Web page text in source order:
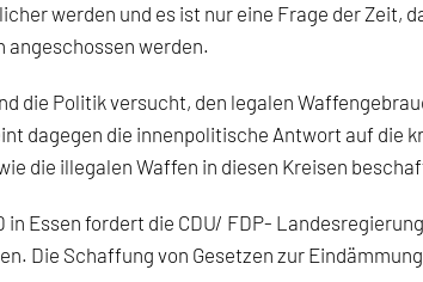
werden und es ist nur eine Frage der Zeit,
angeschossen werden.
die Politik versucht, den legalen
dagegen die innenpolitische Antwort auf die
die illegalen Waffen in diesen Kreisen
in Essen fordert die CDU/ FDP-
Die Schaffung von Gesetzen zur